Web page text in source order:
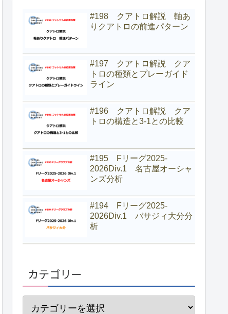
#198 クアトロ解説 軸あ
りクアトロの前進パターン
#197 クアトロ解説 クア
トロの種類とプレーガイド
ライン
#196 クアトロ解説 クア
トロの構造と3-1との比較
#195 Fリーグ2025-
2026Div.1 名古屋オーシャ
ンズ分析
#194 Fリーグ2025-
2026Div.1 バサジィ大分分
析
カテゴリー